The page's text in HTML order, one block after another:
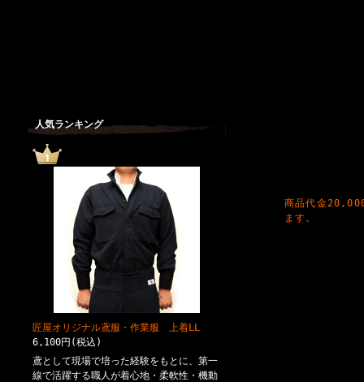
人気ランキング
匠屋オリジナル鳶服・作業服 上着LL
6,100円(税込)
鳶として現場で培った経験をもとに、第一
線で活躍する職人が着心地・柔軟性・機動
商品代金
ます。